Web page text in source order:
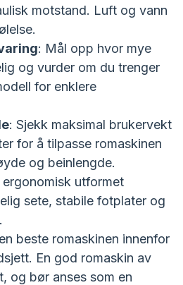
motstand. Luft og vann
: Mål opp hvor mye
og vurder om du trenger
for enklere
: Sjekk maksimal brukervekt
for å tilpasse romaskinen
og beinlengde.
ergonomisk utformet
sete, stabile fotplater og
beste romaskinen innenfor
En god romaskin av
og bør anses som en